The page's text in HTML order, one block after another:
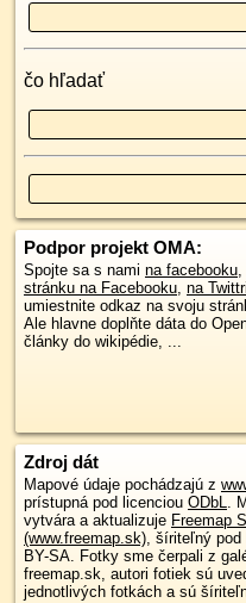
čo hľadať
Podpor projekt OMA:
Spojte sa s nami na facebooku,
stránku na Facebooku, na Twittri
umiestnite odkaz na svoju
Ale hlavne doplňte dáta do
články do wikipédie, ...
Zdroj dát
Mapové údaje pochádzajú z
prístupná pod licenciou ODbL.
vytvára a aktualizuje Freemap
(www.freemap.sk), šíriteľný pod
BY-SA. Fotky sme čerpali z
freemap.sk, autori fotiek sú
jednotlivých fotkách a sú